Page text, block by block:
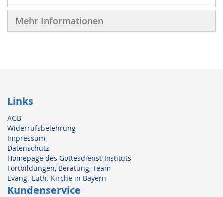
Mehr Informationen
Links
AGB
Widerrufsbelehrung
Impressum
Datenschutz
Homepage des Gottesdienst-Instituts
Fortbildungen, Beratung, Team
Evang.-Luth. Kirche in Bayern
Kundenservice